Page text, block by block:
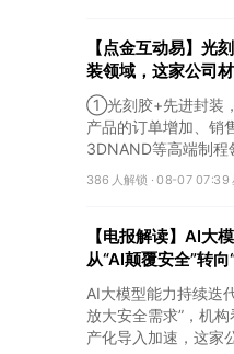
【点金互动易】光
装领域，这家公司
①光刻胶+先进封装
产品的订单增加、销
3DNAND等高端制程
②华为+高速连接器
品已对接导入国内头
386 人解锁 ·08-07 07:39
【电报解读】AI大
从“AI颠覆安全”转
域大模型安全GPT
AI大模型能力持续迭
放大安全需求”，机
产化导入加速，这家